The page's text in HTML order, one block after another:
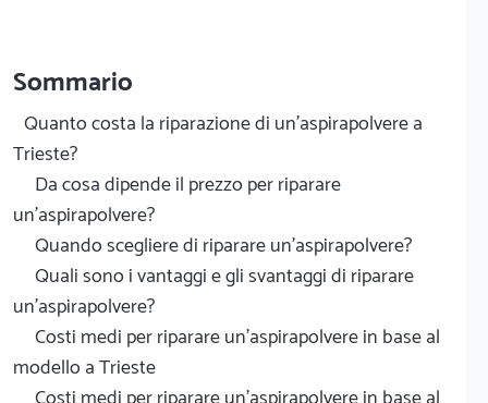
Sommario
Quanto costa la riparazione di un'aspirapolvere a
Trieste?
Da cosa dipende il prezzo per riparare
un'aspirapolvere?
Quando scegliere di riparare un'aspirapolvere?
Quali sono i vantaggi e gli svantaggi di riparare
un'aspirapolvere?
Costi medi per riparare un'aspirapolvere in base al
modello a Trieste